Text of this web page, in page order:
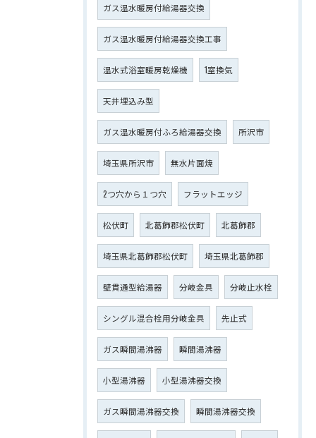
ガス温水暖房付給湯器交換
ガス温水暖房付給湯器交換工事
温水式浴室暖房乾燥機 1室換気
天井埋込み型
ガス温水暖房付ふろ給湯器交換 所沢市
埼玉県所沢市 無水片面焼
2つ穴から１つ穴 フラットエッジ
松伏町 北葛飾郡松伏町 北葛飾郡
埼玉県北葛飾郡松伏町 埼玉県北葛飾郡
壁貫通型給湯器 分岐金具 分岐止水栓
シングル混合栓用分岐金具 先止式
ガス瞬間湯沸器 瞬間湯沸器
小型湯沸器 小型湯沸器交換
ガス瞬間湯沸器交換 瞬間湯沸器交換